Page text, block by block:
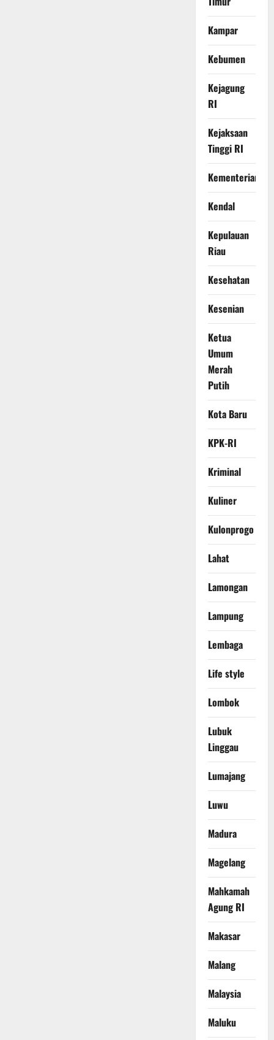
Kampar
Kebumen
Kejagung
RI
Kejaksaan
Tinggi RI
Kementerian
Kendal
Kepulauan
Riau
Kesehatan
Kesenian
Ketua
Umum
Merah
Putih
Kota Baru
KPK-RI
Kriminal
Kuliner
Kulonprogo
Lahat
Lamongan
Lampung
Lembaga
Life style
Lombok
Lubuk
Linggau
Lumajang
Luwu
Madura
Magelang
Mahkamah
Agung RI
Makasar
Malang
Malaysia
Maluku